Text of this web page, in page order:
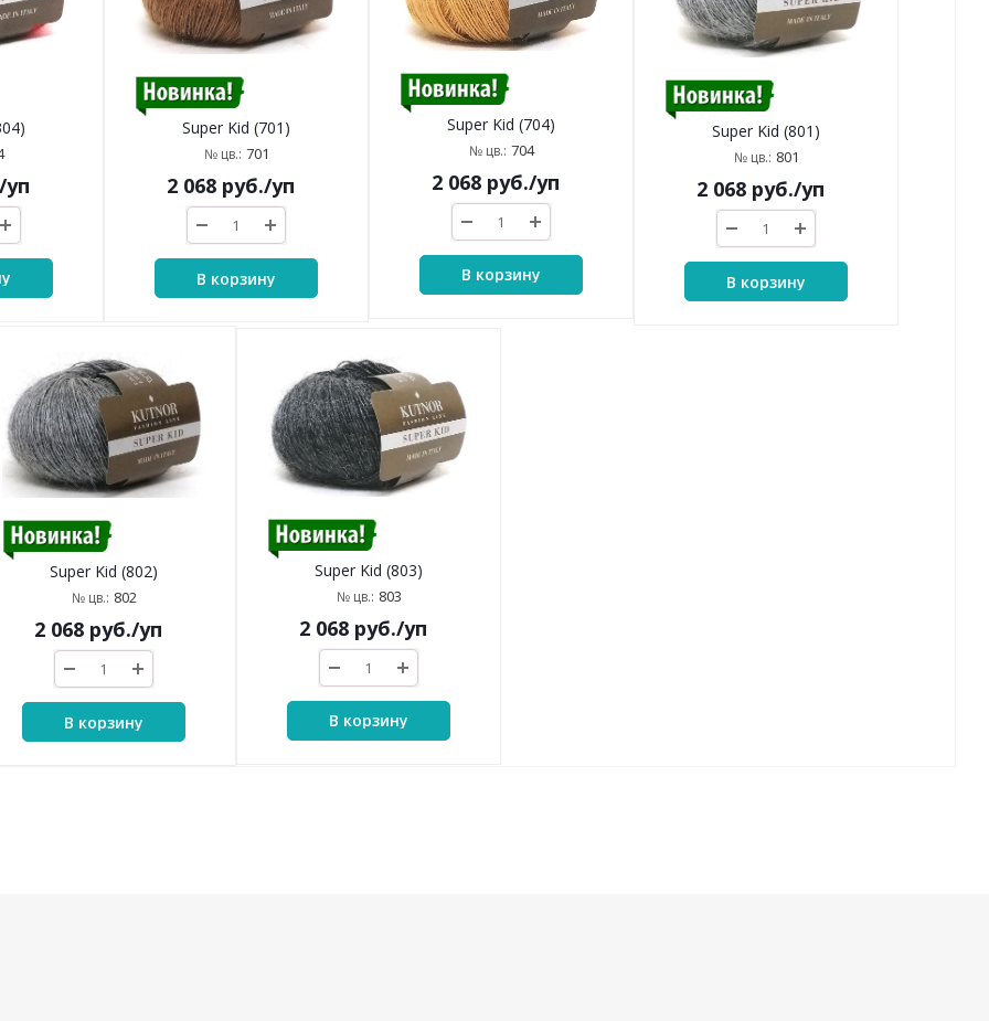
/уп
Super Kid (701)
№ цв.: 701
2 068 руб./уп
В корзину
Super Kid (704)
№ цв.: 704
2 068 руб./уп
В корзину
Super Kid (801)
№ цв.: 801
2 068 руб./уп
В корзину
Super Kid (802)
№ цв.: 802
2 068 руб./уп
В корзину
Super Kid (803)
№ цв.: 803
2 068 руб./уп
В корзину